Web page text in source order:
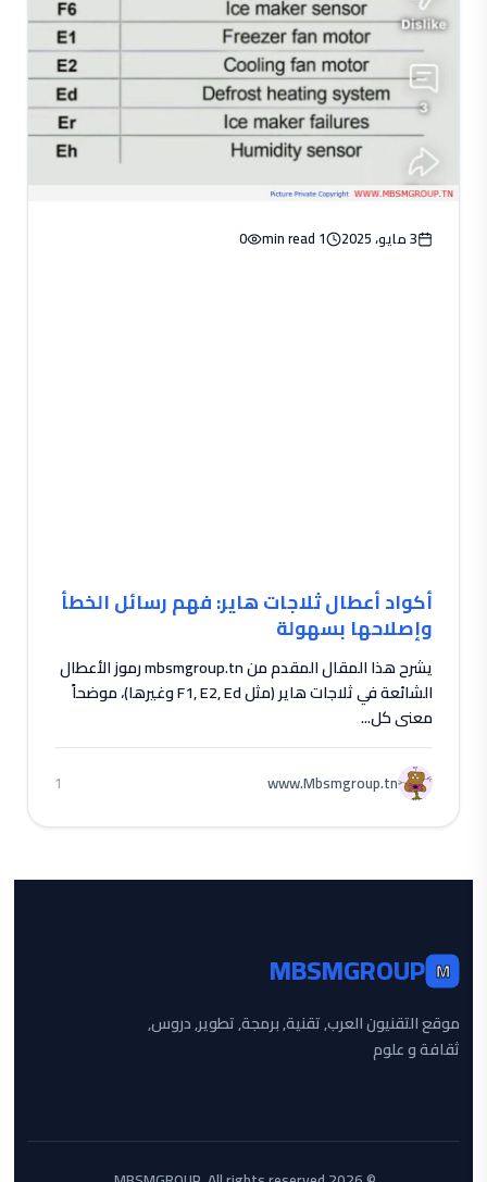
3 مايو، 2025 1 min read
0
أكواد أعطال ثلاجات هاير: فهم رسائل الخطأ
وإصلاحها بسهولة
يشرح هذا المقال المقدم من mbsmgroup.tn رموز الأعطال
الشائعة في ثلاجات هاير (مثل F1, E2, Ed وغيرها)، موضحاً
معنى كل...
www.Mbsmgroup.tn
1
M
MBSMGROUP
موقع التقنيون العرب, تقنية, برمجة, تطوير, دروس,
ثقافة و علوم